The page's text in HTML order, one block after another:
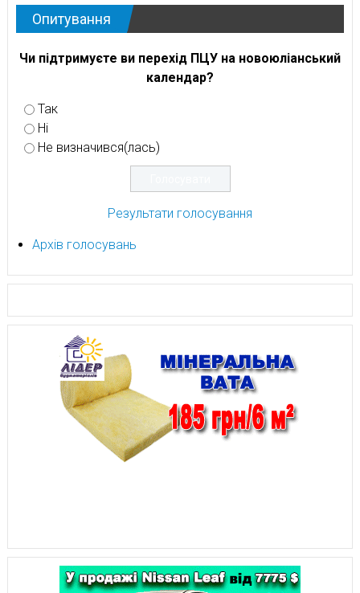
Опитування
Чи підтримуєте ви перехід ПЦУ на новоюліанський
календар?
Так
Ні
Не визначився(лась)
Результати голосування
Архів голосувань